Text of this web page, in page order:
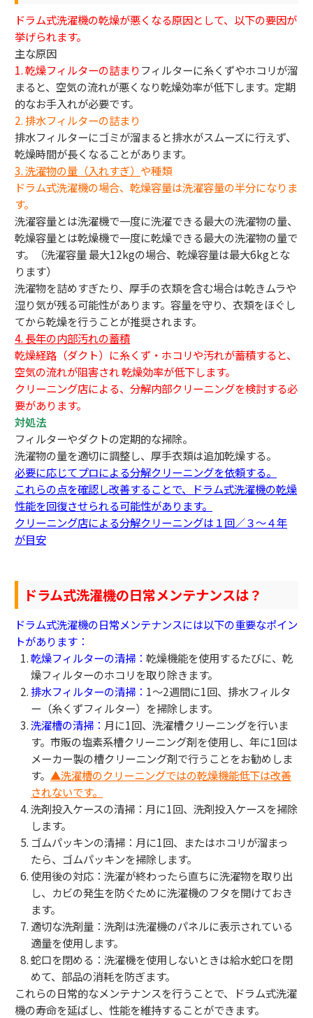
ドラム式洗濯機の乾燥が悪くなる原因として、以下の要因が
挙げられます。
主な原因
1. 乾燥フィルターの詰まりフィルターに糸くずやホコリが溜
まると、空気の流れが悪くなり乾燥効率が低下します。定期
的なお手入れが必要です。
2. 排水フィルターの詰まり
排水フィルターにゴミが溜まると排水がスムーズに行えず、
乾燥時間が長くなることがあります。
3.洗濯物の量（入れすぎ） や種類
ドラム式洗濯機の場合、乾燥容量は洗濯容量の半分になりま
す。
洗濯容量とは洗濯機で一度に洗濯できる最大の洗濯物の量、
乾燥容量とは乾燥機で一度に乾燥できる最大の洗濯物の量で
す。（洗濯容量 最大12kgの場合、乾燥容量は最大6kgとな
ります）
洗濯物を詰めすぎたり、厚手の衣類を含む場合は乾きムラや
湿り気が残る可能性があります。容量を守り、衣類をほぐし
てから乾燥を行うことが推奨されます。
4. 長年の内部汚れの蓄積
乾燥経路（ダクト）に糸くず・ホコリや汚れが蓄積すると、
空気の流れが阻害され 乾燥効率が低下します。
クリーニング店による、分解内部クリーニングを検討する必
要があります。
対処法
フィルターやダクトの定期的な掃除。
洗濯物の量を適切に調整し、厚手衣類は追加乾燥する。
必要に応じてプロによる分解クリーニングを依頼する。
これらの点を確認し改善することで、ドラム式洗濯機の乾燥
性能を回復させられる可能性があります。
クリーニング店による分解クリーニングは１回／３～４年
が目安
ドラム式洗濯機の日常メンテナンスは？
ドラム式洗濯機の日常メンテナンスには以下の重要なポイン
トがあります：
乾燥フィルターの清掃：乾燥機能を使用するたびに、乾
燥フィルターのホコリを取り除きます。
排水フィルターの清掃： 1〜2週間に1回、排水フィルタ
ー（糸くずフィルター）を掃除します。
洗濯槽の清掃： 月に1回、洗濯槽クリーニングを行いま
す。市販の塩素系槽クリーニング剤を使用し、年に1回は
メーカー製の槽クリーニング剤で行うことをお勧めしま
す。 ▲洗濯槽のクリーニングではの乾燥機能低下は改善
されないです。
洗剤投入ケースの清掃：月に1回、洗剤投入ケースを掃除
します。
ゴムパッキンの清掃：月に1回、またはホコリが溜まっ
たら、ゴムパッキンを掃除します。
使用後の対応：洗濯が終わったら直ちに洗濯物を取り出
し、カビの発生を防ぐために洗濯機のフタを開けておき
ます。
適切な洗剤量：洗剤は洗濯機のパネルに表示されている
適量を使用します。
蛇口を閉める：洗濯機を使用しないときは給水蛇口を閉
めて、部品の消耗を防ぎます。
これらの日常的なメンテナンスを行うことで、ドラム式洗濯
機の寿命を延ばし、性能を維持することができます。